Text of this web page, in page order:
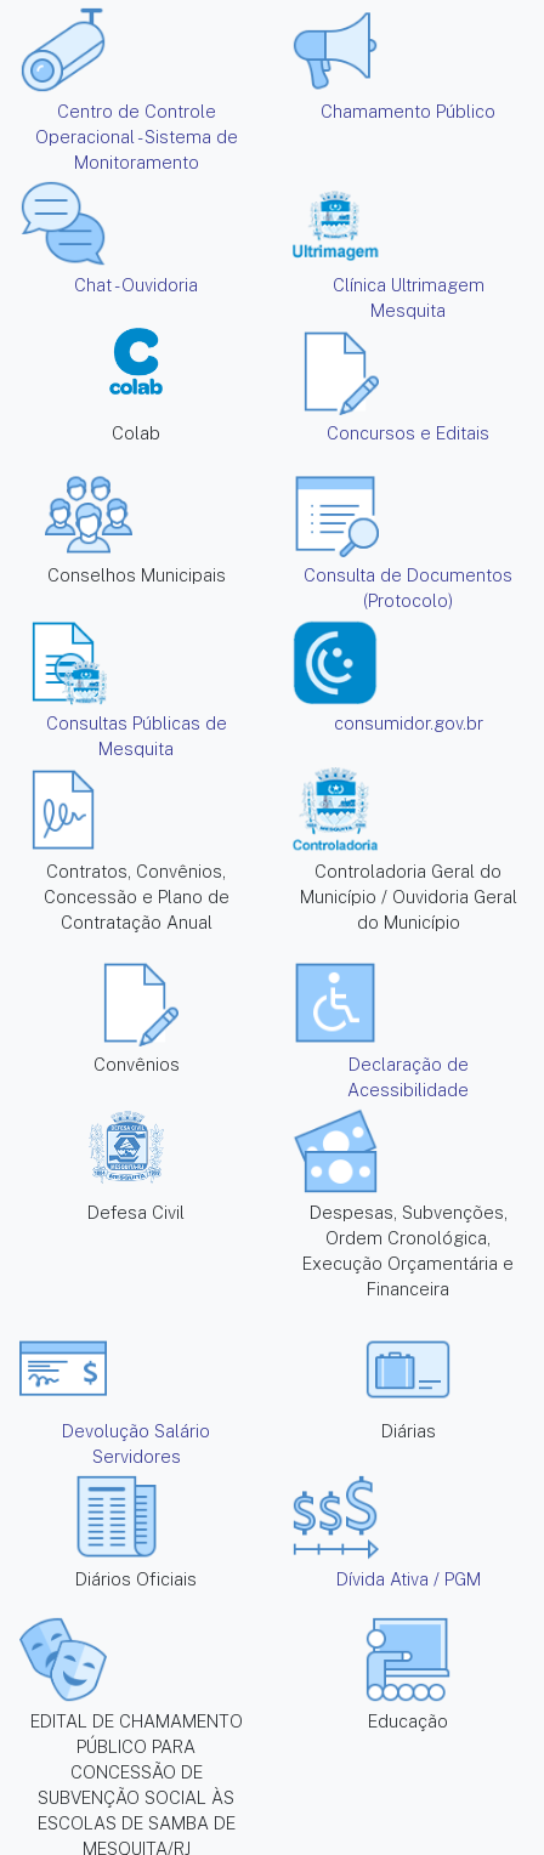
Centro de Controle
Operacional - Sistema de
Monitoramento
Chamamento Público
Chat - Ouvidoria
Clínica Ultrimagem
Mesquita
Colab Concursos e Editais
Conselhos Municipais
Consulta de Documentos
(Protocolo)
Consultas Públicas de
Mesquita
consumidor.gov.br
Contratos, Convênios,
Concessão e Plano de
Contratação Anual
Controladoria Geral do
Município / Ouvidoria Geral
do Município
Convênios
Declaração de
Acessibilidade
Defesa Civil
Despesas, Subvenções,
Ordem Cronológica,
Execução Orçamentária e
Financeira
Devolução Salário
Servidores
Diárias
Diários Oficiais Dívida Ativa / PGM
EDITAL DE CHAMAMENTO
PÚBLICO PARA
CONCESSÃO DE
SUBVENÇÃO SOCIAL ÀS
ESCOLAS DE SAMBA DE
MESQUITA/RJ
Educação